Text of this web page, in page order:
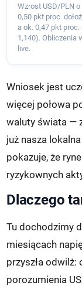
Wzrost USD/PLN o
0,50 pkt proc.
a ok. 0,47 pkt proc.
1,140). Obliczenia
live.
Wniosek jest
więcej połowa
waluty świata —
już nasza
pokazuje, że
ryzykownych
Dlaczego
Tu dochodzimy
miesiącach
przyszła odwilż:
porozumienia